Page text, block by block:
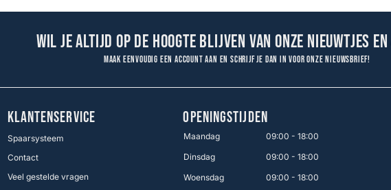
Wil je altijd op de hoogte blijven van onze nieuwtjes
Maak eenvoudig een account aan en schrijf je dan in voor onze nieuwsbrief!
KLANTENSERVICE
Spaarsysteem
Contact
Veel gestelde vragen
OPENINGSTIJDEN
Maandag
09:00 - 18:00
Dinsdag
09:00 - 18:00
Woensdag
09:00 - 18:00